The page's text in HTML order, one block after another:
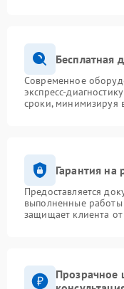
Бесплатная
Современное
экспресс-
сроки, минимизируя
Гарантия на
Предоставляется
выполненные работы
защищает клиента
Прозрачное